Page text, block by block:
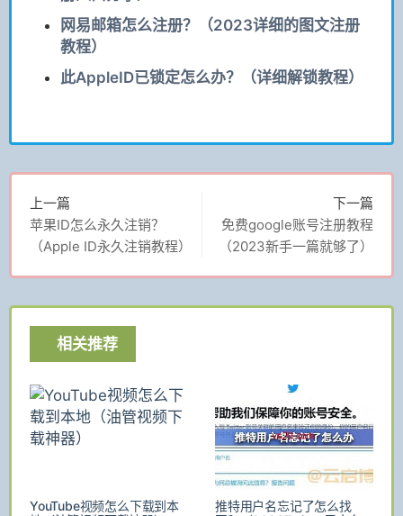
网易邮箱怎么注册？（2023详细的图文注册
教程）
此AppleID已锁定怎么办？（详细解锁教程）
上一篇
苹果ID怎么永久注销？
（Apple ID永久注销教程）
下一篇
免费google账号注册教程
（2023新手一篇就够了）
相关推荐
YouTube视频怎么下载到本
推特用户名忘记了怎么找